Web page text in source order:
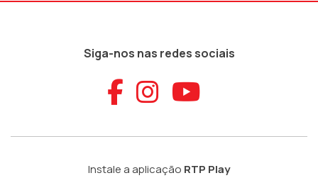
Siga-nos nas redes sociais
Aceder ao
Aceder ao
Aceder
Instale a aplicação RTP Play